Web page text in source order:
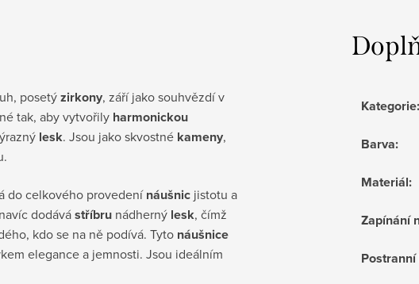
posetýzirkony, září jako souhvězdí v
tak, aby vytvořily harmonickou
lesk. Jsou jako skvostné kameny,
do celkového provedenínáušnic jistotu a
navíc dodávástříbru nádherný lesk, čímž
kdo se na ně podívá. Tyto náušnice
elegance a jemnosti. Jsou ideálním
Kategorie:
Barva:
Materiál:
Zapínání